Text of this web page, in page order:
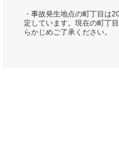
・事故発生地点の町丁目は
定しています。現在の町丁
らかじめご了承ください。